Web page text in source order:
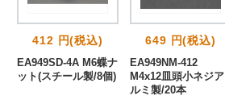
412 円(税込)
EA949SD-4A M6蝶ナ
ット(スチール製/8個)
649 円(税込)
EA949NM-412
M4x12皿頭小ネジア
ルミ製/20本